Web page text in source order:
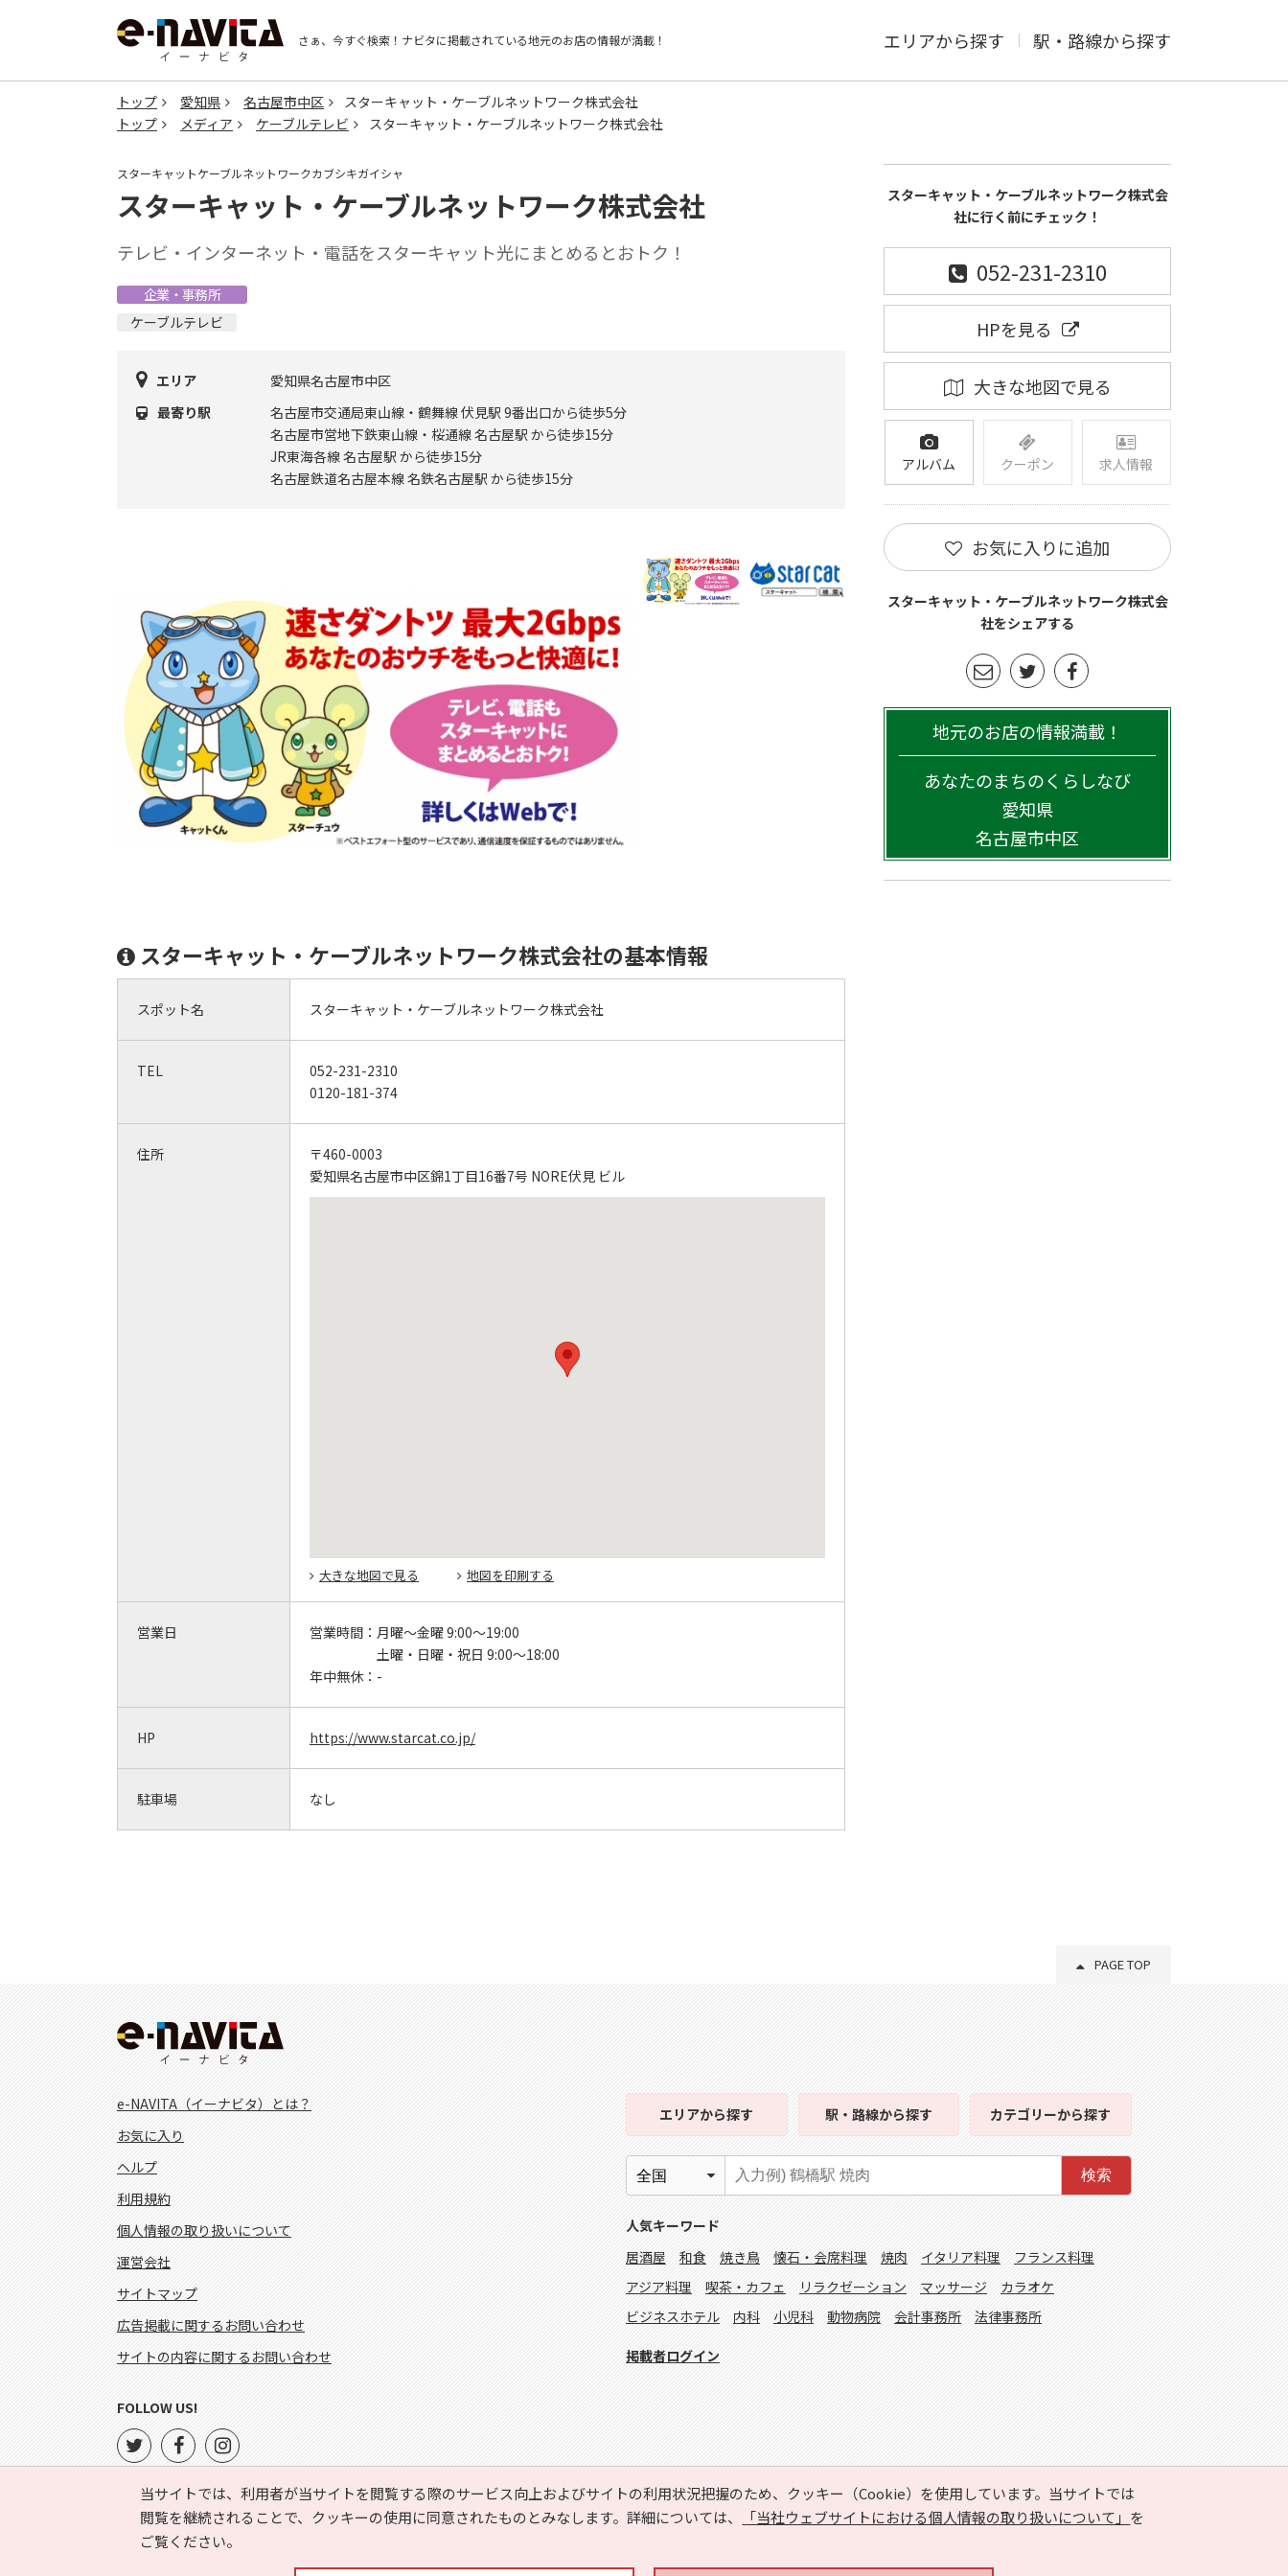
さぁ、今すぐ検索！ ナビタに掲載されている地元のお店の情報が満載！ エリアから探す 駅・路線から探す
トップ 愛知県 名古屋市中区
スターキャット・ケーブルネットワーク株式会社
トップ
メディア ケーブルテレビ スターキャット・ケーブルネットワーク株式会社
スターキャットケーブルネットワークカブシキガイシャ
スターキャット・ケーブルネットワーク株式会社
テレビ・インターネット・電話をスターキャット光にまとめるとおトク！
企業・事務所
ケーブルテレビ
エリア
愛知県名古屋市中区
最寄り駅
名古屋市交通局東山線・鶴舞線 伏見駅 9番出口から徒歩5分
名古屋市営地下鉄東山線・桜通線 名古屋駅 から徒歩15分
JR東海各線 名古屋駅 から徒歩15分
名古屋鉄道名古屋本線 名鉄名古屋駅 から徒歩15分
スターキャット・ケーブルネットワーク株式会社の基本情報
スポット名 スターキャット・ケーブルネットワーク株式会社
TEL
052-231-2310
0120-181-374
住所
〒460-0003
愛知県名古屋市中区錦1丁目16番7号 NORE伏見 ビル
大きな地図で見る 地図を印刷する
営業日 営業時間： 月曜～金曜 9:00～19:00
土曜・日曜・祝日 9:00～18:00
年中無休： -
HP https://www.starcat.co.jp/
駐車場 なし
スターキャット・ケーブルネットワーク株式会
社に行く前にチェック！
052-231-2310
HPを見る
大きな地図で見る
アルバム クーポン 求人情報
お気に入りに追加
スターキャット・ケーブルネットワーク株式会
社をシェアする
地元のお店の情報満載！
あなたのまちのくらしなび
愛知県
名古屋市中区
PAGE TOP
当サイトでは、利用者が当サイトを閲覧する際のサービス向上およびサイトの利用状況把握のため、クッキー（Cookie）を使用しています。当サイトでは
閲覧を継続されることで、クッキーの使用に同意されたものとみなします。詳細については、
「当社ウェブサイトにおける個人情報の取り扱いについて」 を
ご覧ください。
e-NAVITA（イーナビタ）とは？
お気に入り
ヘルプ
利用規約
個人情報の取り扱いについて
運営会社
サイトマップ
広告掲載に関するお問い合わせ
サイトの内容に関するお問い合わせ
エリアから探す 駅・路線から探す カテゴリーから探す
検索
人気キーワード
居酒屋
和食 焼き鳥 懐石・会席料理 焼肉 イタリア料理
フランス料理
アジア料理
喫茶・カフェ リラクゼーション マッサージ
カラオケ
ビジネスホテル
内科 小児科 動物病院 会計事務所 法律事務所
掲載者ログイン
FOLLOW US!
Copyright © HYOJITO.Co.,Ltd. All Rights Reserved.